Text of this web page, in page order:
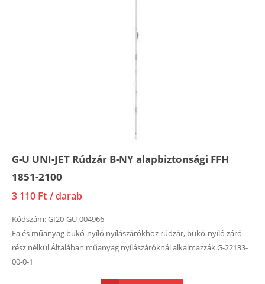
G-U UNI-JET Rúdzár B-NY alapbiztonsági FFH
1851-2100
3 110 Ft / darab
Kódszám:GI20-GU-004966
Fa és műanyag bukó-nyíló nyílászárókhoz rúdzár, bukó-nyíló záró
rész nélkül.Általában műanyag nyílászáróknál alkalmazzák.G-22133-
00-0-1